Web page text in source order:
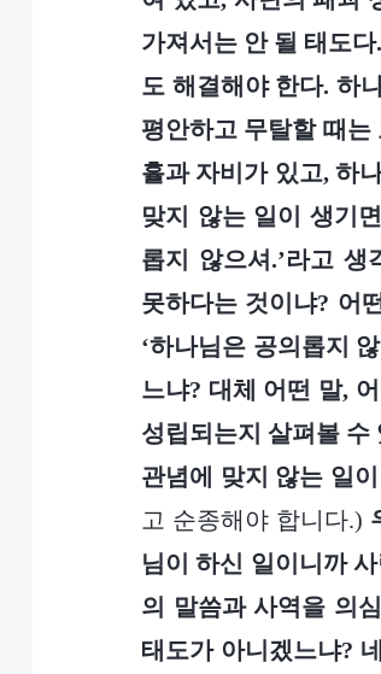
가져서는 안 될 태도
도 해결해야 한다. 하
평안하고 무탈할 때
휼과 자비가 있고, 하
맞지 않는 일이 생기
롭지 않으셔.’라고 생
못하다는 것이냐? 어
‘하나님은 공의롭지
느냐? 대체 어떤 말,
성립되는지 살펴볼 수
관념에 맞지 않는 일
고 순종해야 합니다.)
님이 하신 일이니까
의 말씀과 사역을 의
태도가 아니겠느냐?